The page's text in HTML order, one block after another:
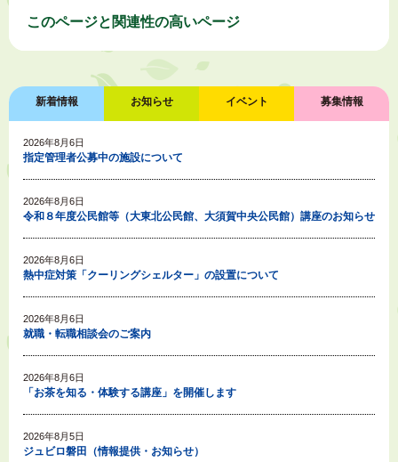
このページと 関連性の高いページ
新着情報 お知らせ イベント 募集情報
2026年8月6日
指定管理者公募中の施設について
2026年8月6日
令和８年度公民館等（大東北公民館、大須賀中央公民館）講座のお知らせ
2026年8月6日
熱中症対策「クーリングシェルター」の設置について
2026年8月6日
就職・転職相談会のご案内
2026年8月6日
「お茶を知る・体験する講座」を開催します
2026年8月5日
ジュビロ磐田（情報提供・お知らせ）